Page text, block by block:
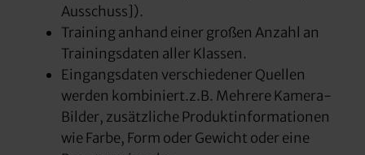
Ausschuss]).
Training anhand einer großen Anzahl an
Trainingsdaten aller Klassen.
Eingangsdaten verschiedener Quellen
werden kombiniert.z.B. Mehrere Kamera-
Bilder, zusätzliche Produktinformationen
wie Farbe, Form oder Gewicht oder eine